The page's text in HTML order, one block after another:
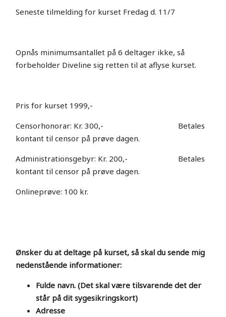
Seneste tilmelding for kurset Fredag d. 11/7
Opnås minimumsantallet på 6 deltager ikke, så
forbeholder Diveline sig retten til at aflyse kurset.
Pris for kurset 1999,-
Censorhonorar: Kr. 300,- Betales
kontant til censor på prøve dagen.
Administrationsgebyr: Kr. 200,- Betales
kontant til censor på prøve dagen.
Onlineprøve: 100 kr.
Ønsker du at deltage på kurset, så skal du sende mig
nedenstående informationer:
Fulde navn. (Det skal være tilsvarende det der
står på dit sygesikringskort)
Adresse